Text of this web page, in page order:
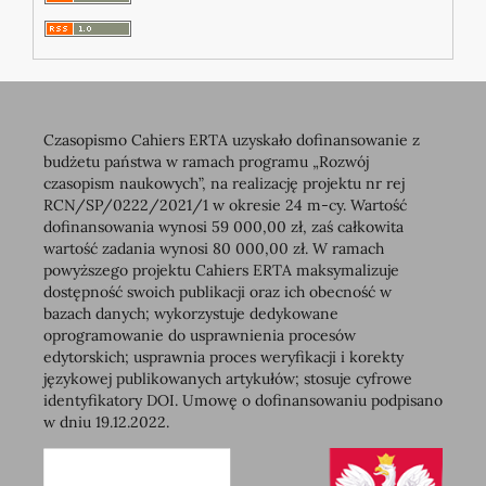
Czasopismo Cahiers ERTA uzyskało dofinansowanie z
budżetu państwa w ramach programu „Rozwój
czasopism naukowych”, na realizację projektu nr rej
RCN/SP/0222/2021/1 w okresie 24 m-cy. Wartość
dofinansowania wynosi 59 000,00 zł, zaś całkowita
wartość zadania wynosi 80 000,00 zł. W ramach
powyższego projektu Cahiers ERTA maksymalizuje
dostępność swoich publikacji oraz ich obecność w
bazach danych; wykorzystuje dedykowane
oprogramowanie do usprawnienia procesów
edytorskich; usprawnia proces weryfikacji i korekty
językowej publikowanych artykułów; stosuje cyfrowe
identyfikatory DOI. Umowę o dofinansowaniu podpisano
w dniu 19.12.2022.